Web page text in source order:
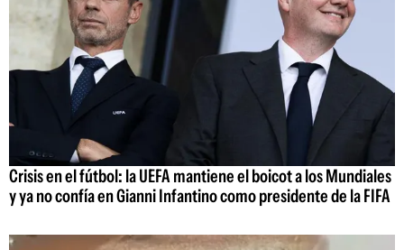
Crisis en el fútbol: la UEFA mantiene el boicot a los Mundiales
y ya no confía en Gianni Infantino como presidente de la FIFA